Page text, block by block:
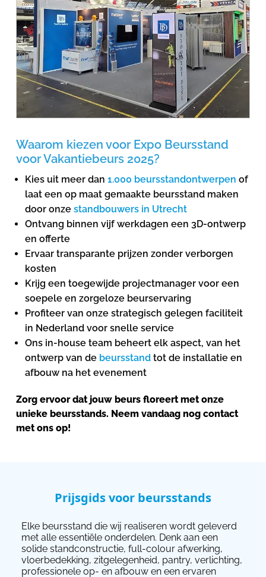
Waarom kiezen voor Expo Beursstand
voor Vakantiebeurs 2025?
Kies uit meer dan 1.000 beursstandontwerpen of
laat een op maat gemaakte beursstand maken
door onze standbouwers in Utrecht
Ontvang binnen vijf werkdagen een 3D-ontwerp
en offerte
Ervaar transparante prijzen zonder verborgen
kosten
Krijg een toegewijde projectmanager voor een
soepele en zorgeloze beurservaring
Profiteer van onze strategisch gelegen faciliteit
in Nederland voor snelle service
Ons in-house team beheert elk aspect, van het
ontwerp van de beursstand tot de installatie en
afbouw na het evenement
Zorg ervoor dat jouw beurs floreert met onze
unieke beursstands. Neem vandaag nog contact
met ons op!
Prijsgids voor beursstands
Elke beursstand die wij realiseren wordt geleverd
met alle essentiële onderdelen. Denk aan een
solide standconstructie, full-colour afwerking,
vloerbedekking, zitgelegenheid, pantry, verlichting,
professionele op- en afbouw en een ervaren